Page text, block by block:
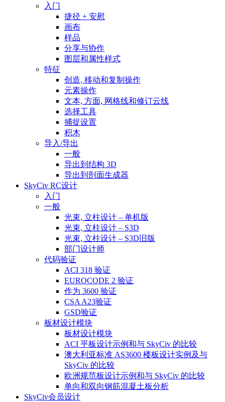
入门
捷径 + 安慰
画布
样品
分享与协作
图层和属性样式
特征
创造, 移动和复制操作
元素操作
文本, 方面, 网格线和修订云线
选择工具
捕捉设置
积木
导入/导出
一般
导出到结构 3D
导出到剖面生成器
SkyCiv RC设计
入门
一般
光束, 立柱设计 – 单机版
光束, 立柱设计 – S3D
光束, 立柱设计 – S3D旧版
部门设计师
代码验证
ACI 318 验证
EUROCODE 2 验证
作为 3600 验证
CSA A23验证
GSD验证
板材设计模块
板材设计模块
ACI 平板设计示例和与 SkyCiv 的比较
澳大利亚标准 AS3600 楼板设计实例及与
SkyCiv 的比较
欧洲规范板设计示例和与 SkyCiv 的比较
单向和双向钢筋混凝土板分析
SkyCiv会员设计